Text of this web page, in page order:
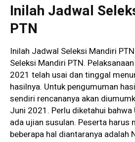
Inilah Jadwal
PTN
Inilah Jadwal Seleksi Mandiri
Seleksi Mandiri PTN.
2021 telah usai dan tinggal
hasilnya. Untuk pengumuman
sendiri rencananya akan
Juni 2021. Perlu diketahui
ada ujian susulan. Peserta harus
beberapa hal diantaranya adalah